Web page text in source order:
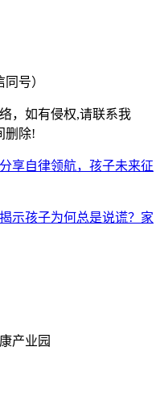
号）
，如有侵权,请联系我
删除!
享自律领航，孩子未来征
示孩子为何总是说谎？家
产业园